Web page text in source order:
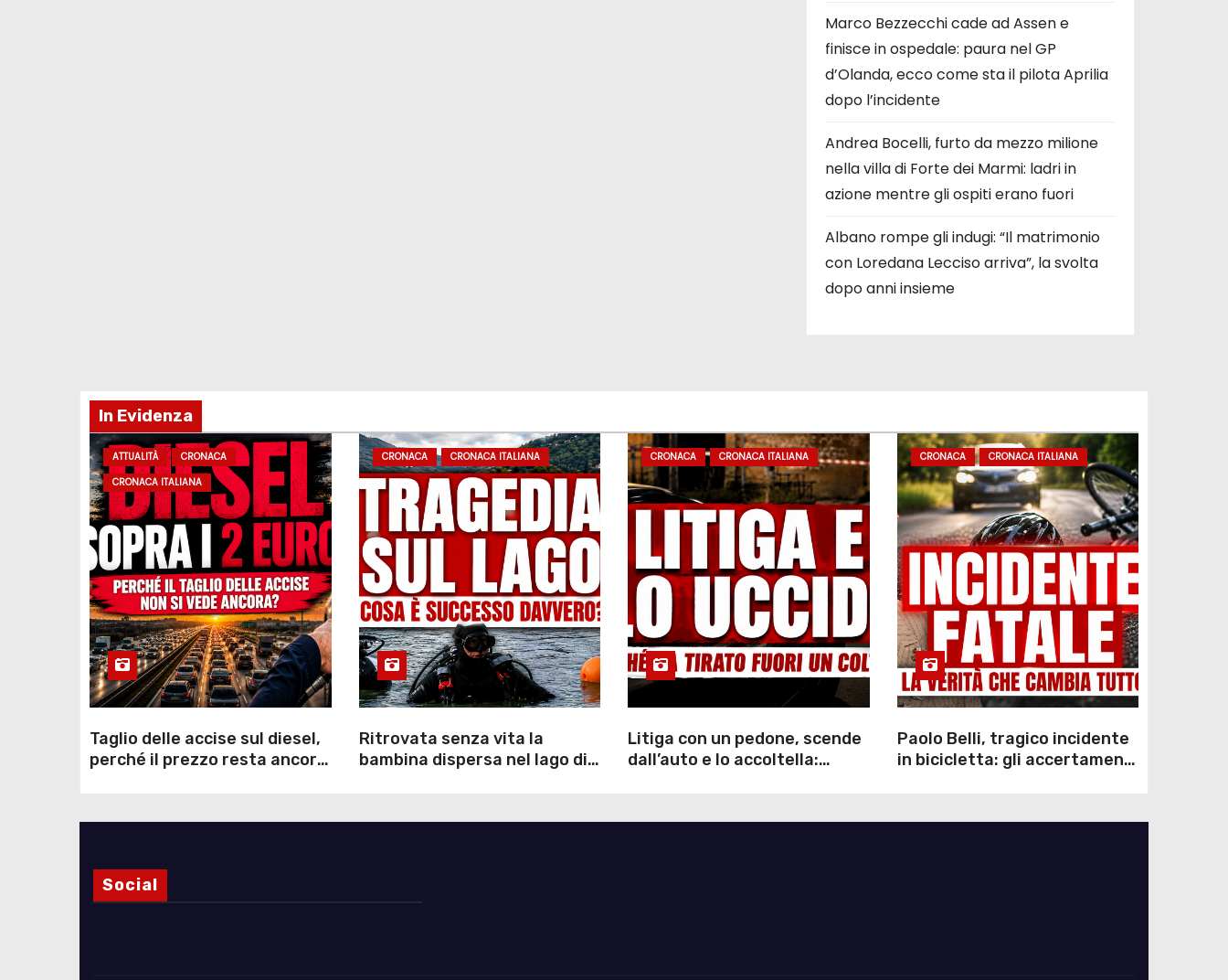
Marco Bezzecchi cade ad Assen e
finisce in ospedale: paura nel GP
d’Olanda, ecco come sta il pilota Aprilia
dopo l’incidente
Andrea Bocelli, furto da mezzo milione
nella villa di Forte dei Marmi: ladri in
azione mentre gli ospiti erano fuori
Albano rompe gli indugi: “Il matrimonio
con Loredana Lecciso arriva”, la svolta
dopo anni insieme
In Evidenza
ATTUALITÀ
CRONACA
CRONACA ITALIANA
Taglio delle accise sul diesel,
perché il prezzo resta ancora
CRONACA CRONACA ITALIANA
Ritrovata senza vita la
bambina dispersa nel lago di
CRONACA CRONACA ITALIANA
Litiga con un pedone, scende
dall’auto e lo accoltella:
CRONACA CRONACA ITALIANA
Paolo Belli, tragico incidente
in bicicletta: gli accertamenti
chiarire
Social